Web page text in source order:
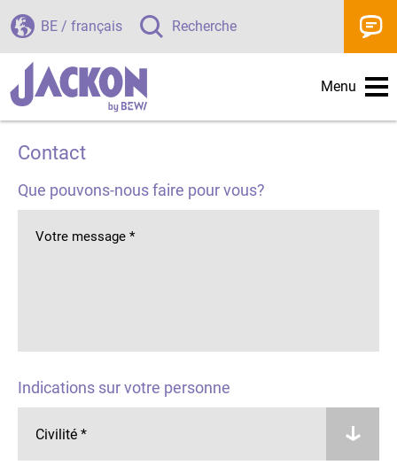
Menu
BE / français Recherche
Contact
Que pouvons-nous faire pour vous?
Votre message *
Indications sur votre personne